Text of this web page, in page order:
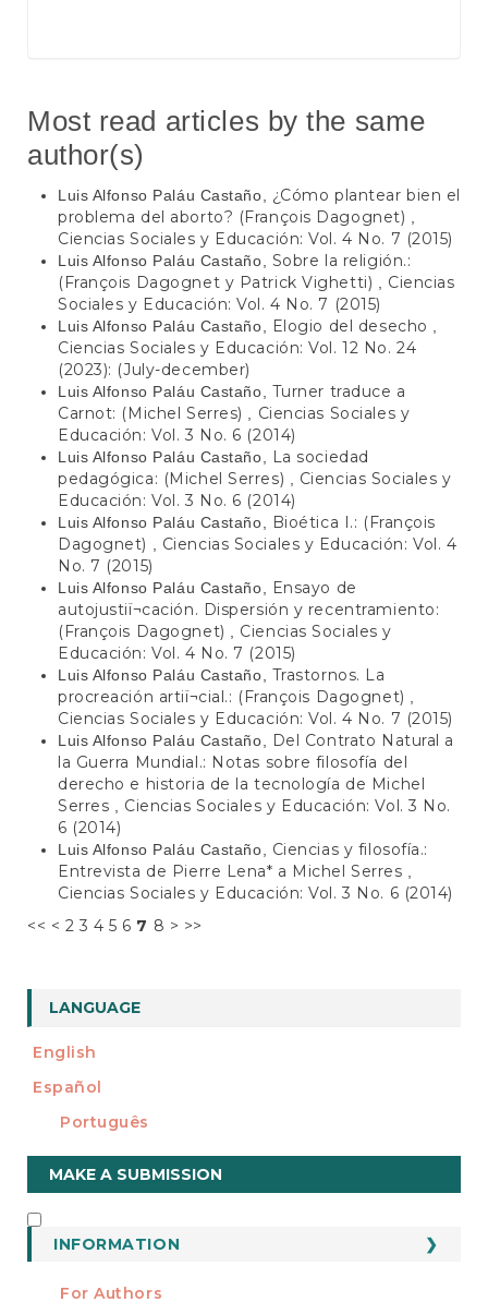
Most read articles by the same
author(s)
Luis Alfonso Paláu Castaño, ¿Cómo plantear bien el
problema del aborto? (François Dagognet)
Ciencias Sociales y Educación: Vol. 4 No. 7 (2015)
Luis Alfonso Paláu Castaño, Sobre la religión.:
(François Dagognet y Patrick Vighetti)
Ciencias
Sociales y Educación: Vol. 4 No. 7 (2015)
Luis Alfonso Paláu Castaño, Elogio del desecho
Ciencias Sociales y Educación: Vol. 12 No. 24
(2023): (July-december)
Luis Alfonso Paláu Castaño, Turner traduce a
Carnot: (Michel Serres)
Ciencias Sociales y
Educación: Vol. 3 No. 6 (2014)
Luis Alfonso Paláu Castaño,
La sociedad
pedagógica: (Michel Serres)
Ciencias Sociales y
Educación: Vol. 3 No. 6 (2014)
Luis Alfonso Paláu Castaño,
Bioética I.: (François
Dagognet)
Ciencias Sociales y Educación: Vol. 4
No. 7 (2015)
Luis Alfonso Paláu Castaño,
Ensayo de
autojustiï¬cación. Dispersión y recentramiento:
(François Dagognet)
Ciencias Sociales y
Educación: Vol. 4 No. 7 (2015)
Luis Alfonso Paláu Castaño, Trastornos. La
procreación artiï¬cial.: (François Dagognet)
Ciencias Sociales y Educación: Vol. 4 No. 7 (2015)
Luis Alfonso Paláu Castaño,
Del Contrato Natural a
la Guerra Mundial.: Notas sobre filosofía del
derecho e historia de la tecnología de Michel
Serres
Ciencias Sociales y Educación: Vol. 3 No.
6 (2014)
Luis Alfonso Paláu Castaño, Ciencias y filosofía.:
Entrevista de Pierre Lena* a Michel Serres
Ciencias Sociales y Educación: Vol. 3 No. 6 (2014)
<< < 2 3 4 5 6 7 8 > >>
LANGUAGE
English
Español
Português
Make
a
Submission
MAKE A SUBMISSION
INFORMATION
For Authors